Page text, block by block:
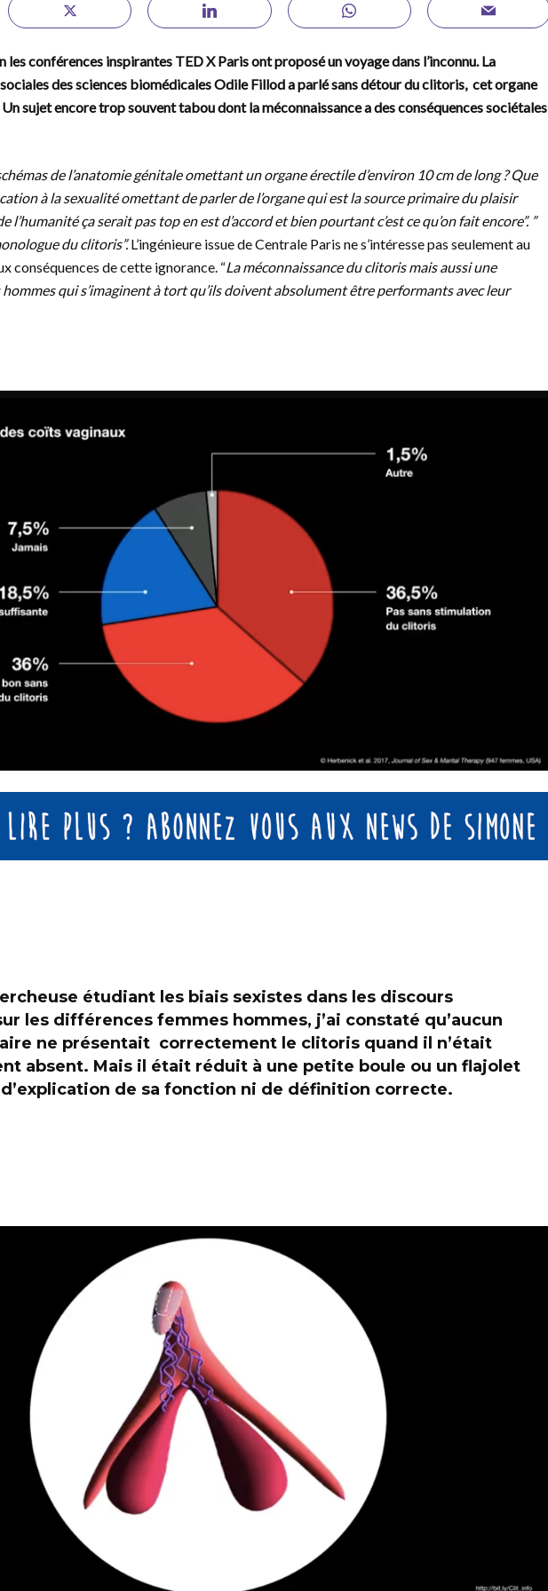
les conférences inspirantes TED X Paris ont proposé un voyage dans l’inconnu. La
des sciences biomédicales Odile Fillod a parlé sans détour du clitoris, cet organe
sujet encore trop souvent tabou dont la méconnaissance a des conséquences sociétales
de l’anatomie génitale omettant un organe érectile d’environ 10 cm de long ? Que
à la sexualité omettant de parler de l’organe qui est la source primaire du plaisir
l’humanité ça serait pas top en est d’accord et bien pourtant c’est ce qu’on fait encore”. ”
du clitoris”. L’ingénieure issue de Centrale Paris ne s’intéresse pas seulement au
conséquences de cette ignorance. “La méconnaissance du clitoris mais aussi une
qui s’imaginent à tort qu’ils doivent absolument être performants avec leur
étudiant les biais sexistes dans les discours
les différences femmes hommes, j’ai constaté qu’aucun
ne présentait correctement le clitoris quand il n’était
absent. Mais il était réduit à une petite boule ou un flajolet
de sa fonction ni de définition correcte.